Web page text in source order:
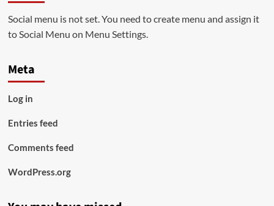
Social menu is not set. You need to create menu and assign it
to Social Menu on Menu Settings.
Meta
Log in
Entries feed
Comments feed
WordPress.org